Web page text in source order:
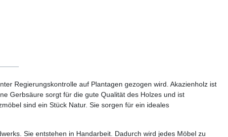
Regierungskontrolle auf Plantagen gezogen wird. Akazienholz ist
Gerbsäure sorgt für die gute Qualität des Holzes und ist
sind ein Stück Natur. Sie sorgen für ein ideales
Sie entstehen in Handarbeit. Dadurch wird jedes Möbel zu